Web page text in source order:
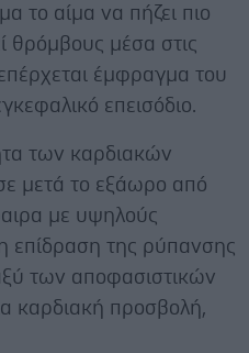
το αίμα να πήζει πιο
θρόμβους μέσα στις
έμφραγμα του
επεισόδιο.
των καρδιακών
μετά το εξάωρο από
με υψηλούς
επίδραση της ρύπανσης
των αποφασιστικών
καρδιακή προσβολή,